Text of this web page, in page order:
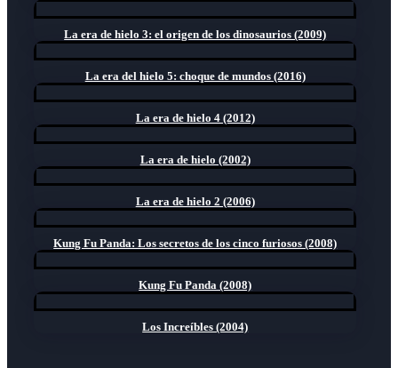
La era de hielo 3: el origen de los dinosaurios (2009)
La era del hielo 5: choque de mundos (2016)
La era de hielo 4 (2012)
La era de hielo (2002)
La era de hielo 2 (2006)
Kung Fu Panda: Los secretos de los cinco furiosos (2008)
Kung Fu Panda (2008)
Los Increíbles (2004)